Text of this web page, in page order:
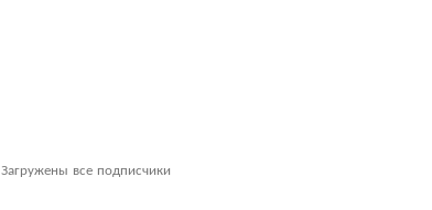
Загружены все подписчики